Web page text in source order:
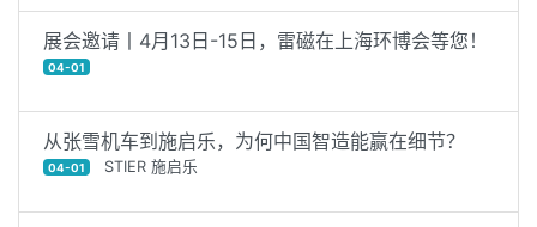
展会邀请丨4月13日-15日，雷磁在上海环博会等您！
04-01
从张雪机车到施启乐，为何中国智造能赢在细节？
04-01 STIER 施启乐